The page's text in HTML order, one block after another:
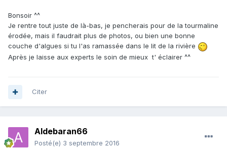
Bonsoir ^^
Je rentre tout juste de là-bas, je pencherais pour de la tourmaline
érodée, mais il faudrait plus de photos, ou bien une bonne
couche d'algues si tu l'as ramassée dans le lit de la rivière
Après je laisse aux experts le soin de mieux t' éclairer ^^
Citer
Aldebaran66
Posté(e) 3 septembre 2016